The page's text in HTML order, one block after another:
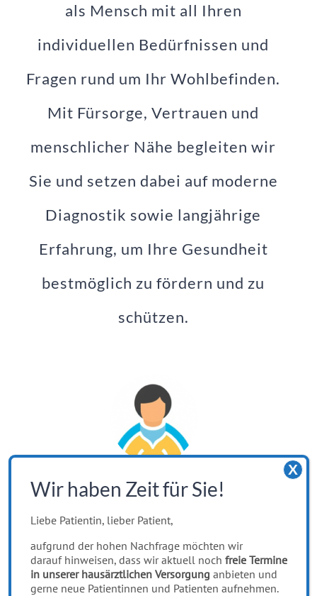
als Mensch mit all Ihren
individuellen Bedürfnissen und
Fragen rund um Ihr Wohlbefinden.
Mit Fürsorge, Vertrauen und
menschlicher Nähe begleiten wir
Sie und setzen dabei auf moderne
Diagnostik sowie langjährige
Erfahrung, um Ihre Gesundheit
bestmöglich zu fördern und zu
schützen.
HAUSÄRZTLICHE VERSORGUNG
Wir haben Zeit für Sie!
Liebe Patientin, lieber Patient,
aufgrund der hohen Nachfrage möchten wir
darauf hinweisen, dass wir aktuell noch freie Termine
in unserer hausärztlichen Versorgung anbieten und
gerne neue Patientinnen und Patienten aufnehmen.
X